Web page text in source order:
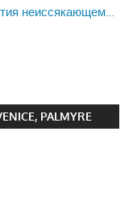
неиссякающем…
PALMYRE